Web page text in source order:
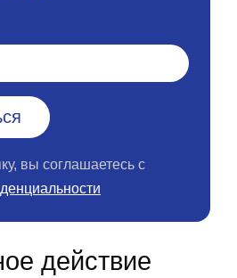
вы соглашаетесь с
действие